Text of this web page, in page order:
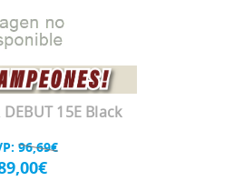
DEBUT 15E Black
96,69€